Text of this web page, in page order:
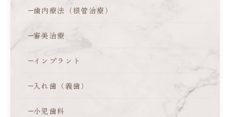
歯内療法（根管治療）
審美治療
インプラント
入れ歯（義歯）
小児歯科